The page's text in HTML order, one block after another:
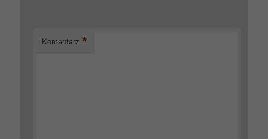
Komentarz *